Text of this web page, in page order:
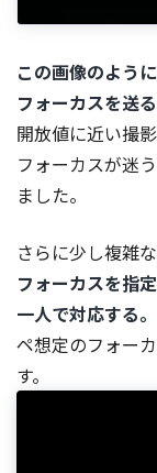
この画像のよう
フォーカスを送
開放値に近い撮
フォーカスが迷
ました。
さらに少し複雑
フォーカスを指
一人で対応する。
ペ想定のフォー
す。